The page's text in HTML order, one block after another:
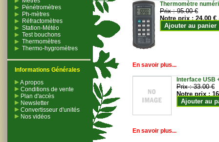
Pénétromètres
Ph-mètres
Réfractomètres
Station-Météo
Test bouchons
Thermomètres
Thermo-hygromètres
Informations Générales
A propos
Conditions de vente
Plan d'accès
Newsletter
Convertisseur d'unités
Nos vidéos
Thermomètre
Prix :95.00 €
Notre prix :24.00 €
Ajouter au panier
En savoir plus...
Interface USB
Prix :33.00 €
Notre prix :
Ajouter au
En savoir plus...